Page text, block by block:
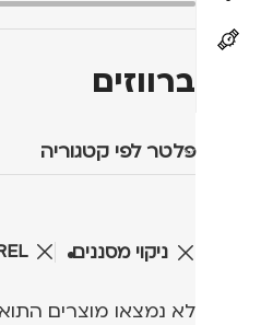
ברווזים
פלטר לפי קטגוריה
ניקוי מסננים
לא נמצאו מוצרים